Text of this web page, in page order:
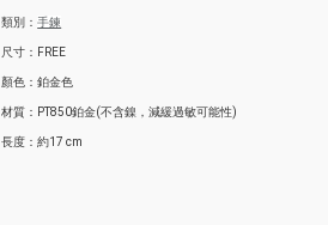
類別：手鍊
尺寸：FREE
顏色：鉑金色
材質：PT850鉑金(不含鎳，減緩過敏可能性)
長度：約17 cm